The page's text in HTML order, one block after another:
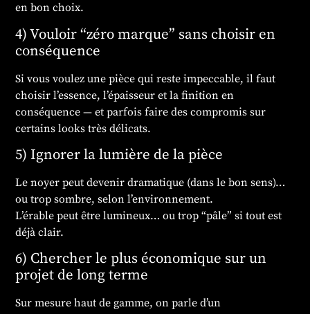
en bon choix.
4) Vouloir “zéro marque” sans choisir en
conséquence
Si vous voulez une pièce qui reste impeccable, il faut
choisir l’essence, l’épaisseur et la finition en
conséquence — et parfois faire des compromis sur
certains looks très délicats.
5) Ignorer la lumière de la pièce
Le noyer peut devenir dramatique (dans le bon sens)…
ou trop sombre, selon l’environnement.
L’érable peut être lumineux… ou trop “pâle” si tout est
déjà clair.
6) Chercher le plus économique sur un
projet de long terme
Sur mesure haut de gamme, on parle d’un